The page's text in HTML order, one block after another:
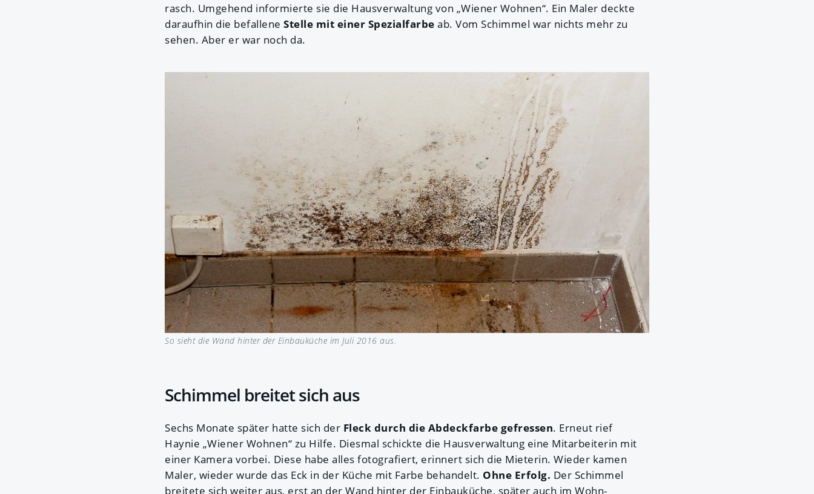
rasch. Umgehend informierte sie die Hausverwaltung von „Wiener Wohnen“. Ein Maler deckte
daraufhin die befallene Stelle mit einer Spezialfarbe ab. Vom Schimmel war nichts mehr zu
sehen. Aber er war noch da.
So sieht die Wand hinter der Einbauküche im Juli 2016 aus.
Schimmel breitet sich aus
Sechs Monate später hatte sich der Fleck durch die Abdeckfarbe gefressen. Erneut rief
Haynie „Wiener Wohnen“ zu Hilfe. Diesmal schickte die Hausverwaltung eine Mitarbeiterin mit
einer Kamera vorbei. Diese habe alles fotografiert, erinnert sich die Mieterin. Wieder kamen
Maler, wieder wurde das Eck in der Küche mit Farbe behandelt. Ohne Erfolg. Der Schimmel
breitete sich weiter aus, erst an der Wand hinter der Einbauküche, später auch im Wohn-